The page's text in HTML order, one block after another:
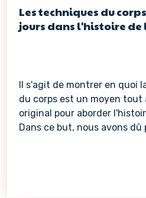
Les techniques du
jours dans l'histoire de
Il s'agit de montrer en quoi
du corps est un moyen
original pour aborder
Dans ce but, nous avons dû